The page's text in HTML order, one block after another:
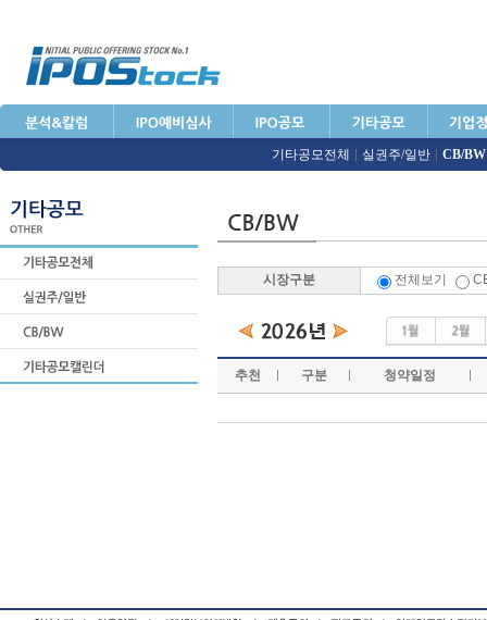
기타공모전체 실권주/일반 CB/BW
시장구분 전체보기
추천 구분 청약일정